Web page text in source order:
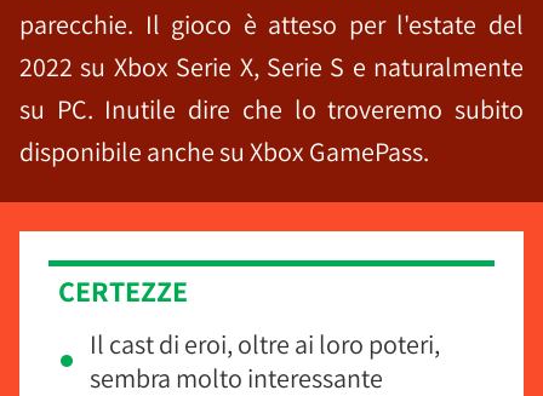
parecchie. Il gioco è atteso per l'estate del
2022 su Xbox Serie X, Serie S e naturalmente
su PC. Inutile dire che lo troveremo subito
disponibile anche su Xbox GamePass.
CERTEZZE
Il cast di eroi, oltre ai loro poteri,
sembra molto interessante